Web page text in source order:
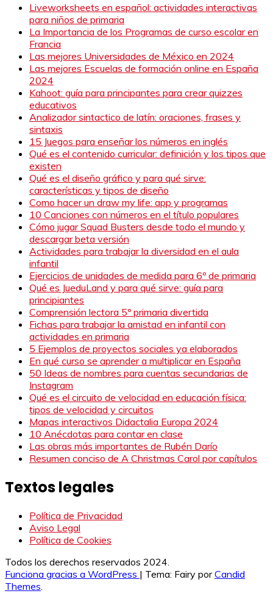
Liveworksheets en español: actividades interactivas
para niños de primaria
La Importancia de los Programas de curso escolar en
Francia
Las mejores Universidades de México en 2024
Las mejores Escuelas de formación online en España
2024
Kahoot: guía para principantes para crear quizzes
educativos
Analizador sintactico de latín: oraciones, frases y
sintaxis
15 Juegos para enseñar los números en inglés
Qué es el contenido curricular: definición y los tipos que
existen
Qué es el diseño gráfico y para qué sirve:
características y tipos de diseño
Como hacer un draw my life: app y programas
10 Canciones con números en el título populares
Cómo jugar Squad Busters desde todo el mundo y
descargar beta versión
Actividades para trabajar la diversidad en el aula
infantil
Ejercicios de unidades de medida para 6º de primaria
Qué es JueduLand y para qué sirve: guía para
principiantes
Comprensión lectora 5º primaria divertida
Fichas para trabajar la amistad en infantil con
actividades en primaria
5 Ejemplos de proyectos sociales ya elaborados
En qué curso se aprender a multiplicar en España
50 Ideas de nombres para cuentas secundarias de
Instagram
Qué es el circuito de velocidad en educación física:
tipos de velocidad y circuitos
Mapas interactivos Didactalia Europa 2024
10 Anécdotas para contar en clase
Las obras más importantes de Rubén Darío
Resumen conciso de A Christmas Carol por capítulos
Textos legales
Política de Privacidad
Aviso Legal
Política de Cookies
Todos los derechos reservados 2024.
Funciona gracias a WordPress | Tema: Fairy porCandid
Themes.